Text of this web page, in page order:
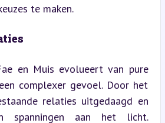
te maken.
en Muis evolueert van pure
complexer gevoel. Door het
relaties uitgedaagd en
spanningen aan het licht.